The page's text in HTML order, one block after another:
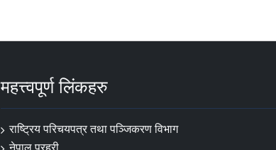
महत्त्वपूर्ण लिंकहरु
राष्ट्रिय परिचयपत्र तथा पञ्‍जिकरण विभाग